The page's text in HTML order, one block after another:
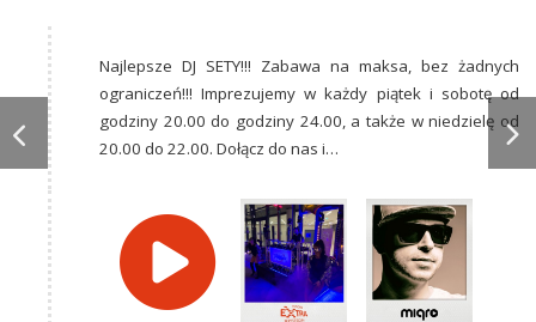
Najlepsze DJ SETY!!! Zabawa na maksa, bez żadnych
ograniczeń!!! Imprezujemy w każdy piątek i sobotę od
godziny 20.00 do godziny 24.00, a także w niedzielę od
20.00 do 22.00. Dołącz do nas i…